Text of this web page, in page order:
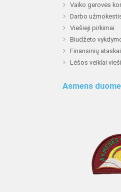
Vaiko gerovės
Darbo
Viešieji pirkimai
Biudžeto
Finansinių
Lėšos veiklai
Asmens